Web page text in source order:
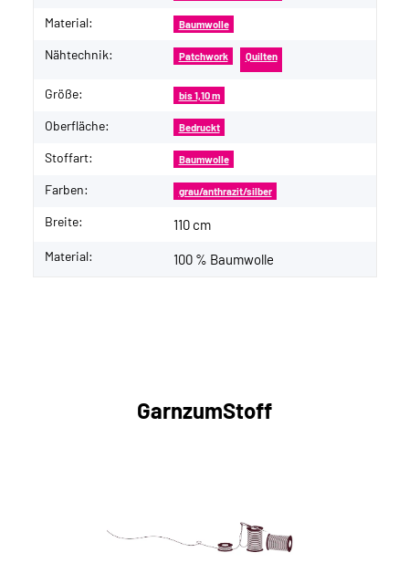
Material: Baumwolle
Nähtechnik: Patchwork Quilten
Größe: bis 1,10 m
Oberfläche: Bedruckt
Stoffart: Baumwolle
Farben: grau/anthrazit/silber
Breite: 110 cm
Material: 100 % Baumwolle
GarnzumStoff